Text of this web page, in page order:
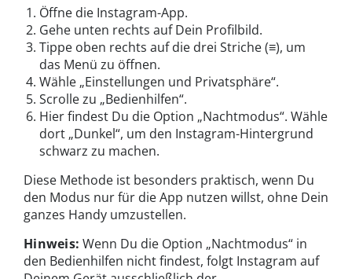
Öffne die Instagram-App.
Gehe unten rechts auf Dein Profilbild.
Tippe oben rechts auf die drei Striche (≡), um
das Menü zu öffnen.
Wähle „Einstellungen und Privatsphäre“.
Scrolle zu „Bedienhilfen“.
Hier findest Du die Option „Nachtmodus“. Wähle
dort „Dunkel“, um den Instagram-Hintergrund
schwarz zu machen.
Diese Methode ist besonders praktisch, wenn Du
den Modus nur für die App nutzen willst, ohne Dein
ganzes Handy umzustellen.
Hinweis: Wenn Du die Option „Nachtmodus“ in
den Bedienhilfen nicht findest, folgt Instagram auf